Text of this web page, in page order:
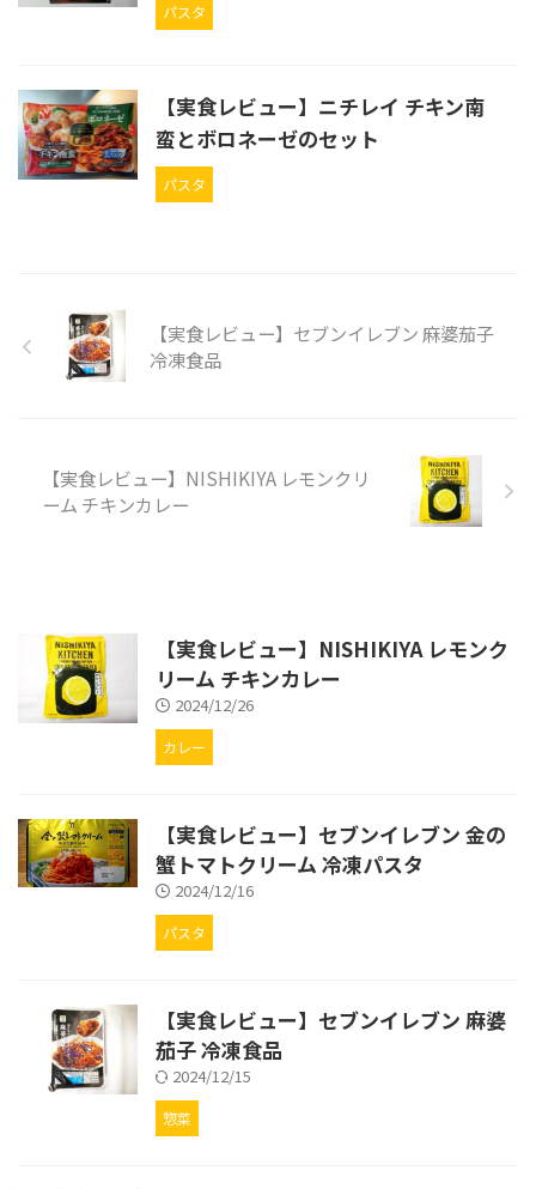
パスタ
【実食レビュー】ニチレイ チキン南
蛮とボロネーゼのセット
パスタ
【実食レビュー】セブンイレブン 麻婆茄子
冷凍食品
【実食レビュー】NISHIKIYA レモンクリ
ーム チキンカレー
【実食レビュー】NISHIKIYA レモンク
リーム チキンカレー
2024/12/26
カレー
【実食レビュー】セブンイレブン 金の
蟹トマトクリーム 冷凍パスタ
2024/12/16
パスタ
【実食レビュー】セブンイレブン 麻婆
茄子 冷凍食品
2024/12/15
惣菜